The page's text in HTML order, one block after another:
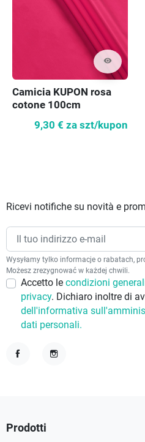
visibility
Camicia KUPON rosa
cotone 100cm
9,30 € za szt/kupon
Ricevi notifiche su novità e
Wysyłamy tylko informacje o rabatach,
Możesz zrezygnować w każdej chwili.
Accetto le condizioni
privacy. Dichiaro inoltre di
dell'informativa
dati personali.
Prodotti